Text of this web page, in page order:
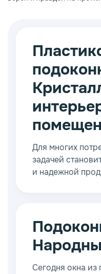
Для многих
задачей
и надежной
«премиум»
Сегодня окна из